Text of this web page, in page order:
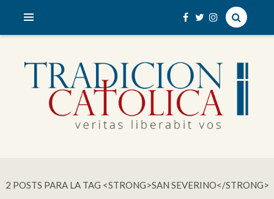
2 POSTS PARA LA TAG <STRONG>SAN SEVERINO</STRONG>